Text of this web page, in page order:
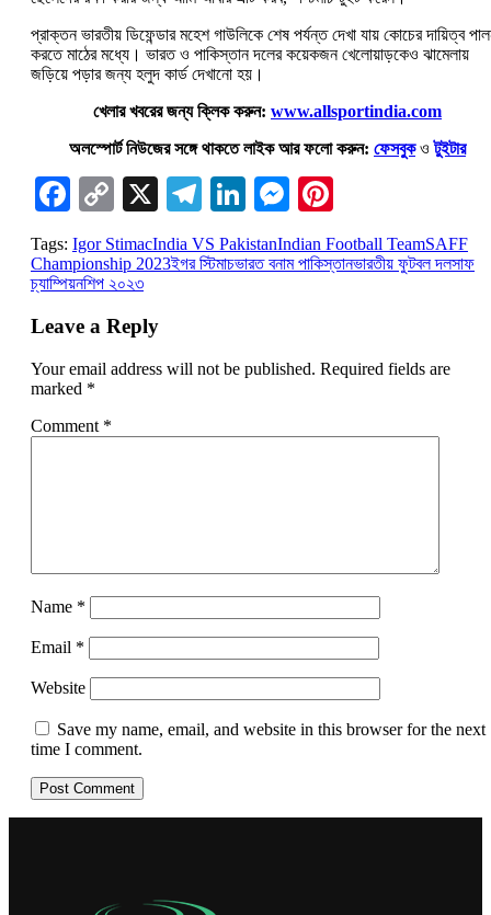
প্রাক্তন ভারতীয় ডিফেন্ডার মহেশ গাউলিকে শেষ পর্যন্ত দেখা যায় কোচের দায়িত্ব
করতে মাঠের মধ্যে। ভারত ও পাকিস্তান দলের কয়েকজন খেলোয়াড়কেও ঝামেলায়
জড়িয়ে পড়ার জন্য হলুদ কার্ড দেখানো হয়।
খেলার খবরের জন্য ক্লিক করুন: www.allsportindia.com
অলস্পোর্ট নিউজের সঙ্গে থাকতে লাইক আর ফলো করুন: ফেসবুকওটুইটার
Facebook
Copy
Link
X Telegram
LinkedIn
Messenger
Tags: Igor StimacIndia VS PakistanIndian Football TeamSAFF
Championship 2023ইগর স্টিমাচভারত বনাম পাকিস্তানভারতীয় ফুটবল দলসাফ
চ্যাম্পিয়নশিপ ২০২৩
Leave a Reply
Your email address will not be published. Required fields are
marked *
Comment *
Name *
Email *
Website
Save my name, email, and website in this browser for the next
time I comment.